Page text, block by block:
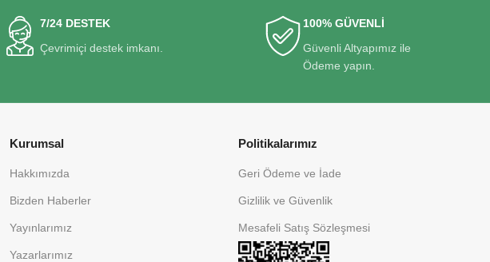
7/24 DESTEK
Çevrimiçi destek imkanı.
100% GÜVENLİ
Güvenli Altyapımız ile
Ödeme yapın.
Kurumsal
Hakkımızda
Bizden Haberler
Yayınlarımız
Yazarlarımız
Politikalarımız
Geri Ödeme ve İade
Gizlilik ve Güvenlik
Mesafeli Satış Sözleşmesi